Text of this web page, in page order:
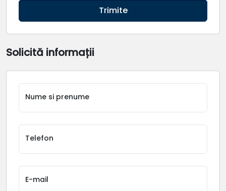
Trimite
Solicită informații
Nume si prenume
Telefon
E-mail